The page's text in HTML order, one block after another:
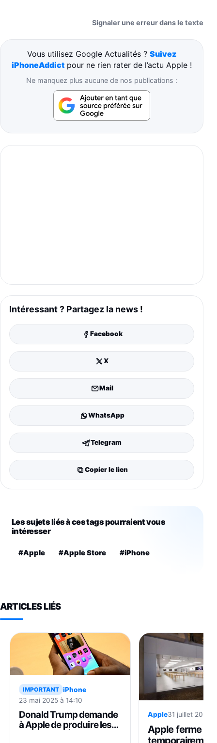
Signaler une erreur dans le texte
Vous utilisez Google Actualités ? Suivez
iPhoneAddict pour ne rien rater de l’actu Apple !
Ne manquez plus aucune de nos publications :
Intéressant ? Partagez la news !
Facebook
X
Mail
WhatsApp
Telegram
Copier le lien
Les sujets liés à ces tags pourraient vous
intéresser
#Apple #Apple Store #iPhone
ARTICLES LIÉS
IMPORTANT iPhone
23 mai 2025 à 14:10
Donald Trump demande
à Apple de produire les
Apple31 juillet 2025
Apple ferme